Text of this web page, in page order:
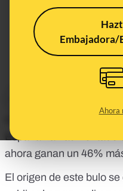
Embajadora/
Ahora
Cada cierto vuelve a
España han
ahora ganan un 46%
El origen de este bulo